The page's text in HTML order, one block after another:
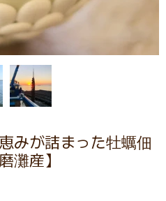
みが詰まった牡蠣佃
灘産】